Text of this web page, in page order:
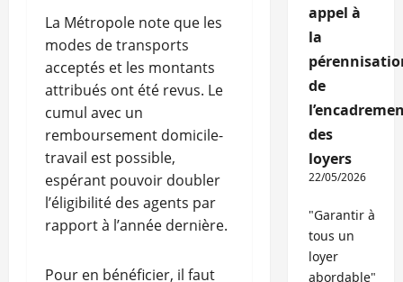
La Métropole note que les
modes de transports
acceptés et les montants
attribués ont été revus. Le
cumul avec un
remboursement domicile-
travail est possible,
espérant pouvoir doubler
l’éligibilité des agents par
rapport à l’année dernière.
Pour en bénéficier, il faut
appel à
la
de
des
loyers
22/05/2026
"Garantir à
tous un
loyer
abordable"